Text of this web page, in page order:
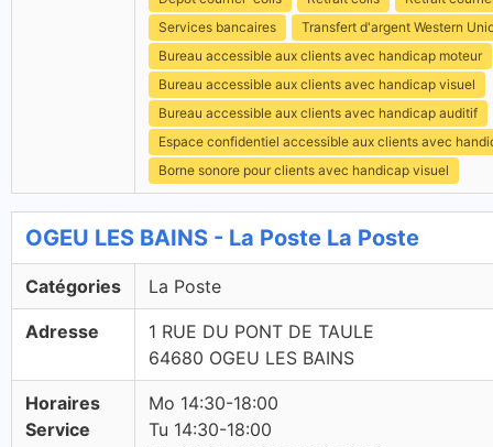
Services bancaires
Transfert d'argent Western
Bureau accessible aux clients avec handicap moteur
Bureau accessible aux clients avec handicap visuel
Bureau accessible aux clients avec handicap auditif
Espace confidentiel accessible aux clients avec
Borne sonore pour clients avec handicap visuel
OGEU LES BAINS - La Poste La Poste
Catégories La Poste
Adresse
1 RUE DU PONT DE TAULE
64680 OGEU LES BAINS
Horaires
Service
Mo 14:30-18:00
Tu 14:30-18:00